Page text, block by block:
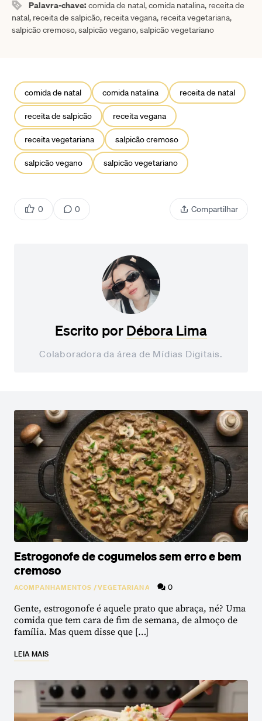
Palavra-chave:comida de natal, comida natalina, receita de
natal, receita de salpicão, receita vegana, receita vegetariana,
salpicão cremoso, salpicão vegano, salpicão vegetariano
comida de natal comida natalina receita de natal
receita de salpicão receita vegana
receita vegetariana salpicão cremoso
salpicão vegano salpicão vegetariano
0 0 Compartilhar
Escrito por Débora Lima
Colaboradora da área de Mídias Digitais.
Estrogonofe de cogumelos sem erro e bem
cremoso
ACOMPANHAMENTOS /VEGETARIANA 0
Gente, estrogonofe é aquele prato que abraça, né? Uma
comida que tem cara de fim de semana, de almoço de
família. Mas quem disse que […]
LEIA MAIS